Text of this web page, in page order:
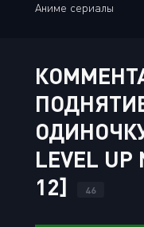
Аниме сериалы
ОДИНОЧКУ
LEVEL
12]
46